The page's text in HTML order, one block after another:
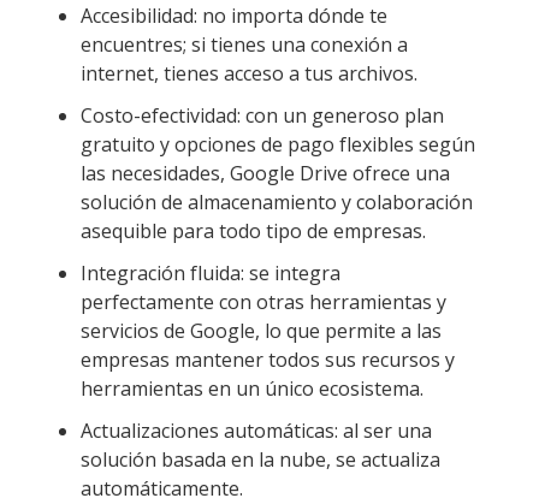
Accesibilidad: no importa dónde te
encuentres; si tienes una conexión a
internet, tienes acceso a tus archivos.
Costo-efectividad: con un generoso plan
gratuito y opciones de pago flexibles según
las necesidades, Google Drive ofrece una
solución de almacenamiento y colaboración
asequible para todo tipo de empresas.
Integración fluida: se integra
perfectamente con otras herramientas y
servicios de Google, lo que permite a las
empresas mantener todos sus recursos y
herramientas en un único ecosistema.
Actualizaciones automáticas: al ser una
solución basada en la nube, se actualiza
automáticamente.